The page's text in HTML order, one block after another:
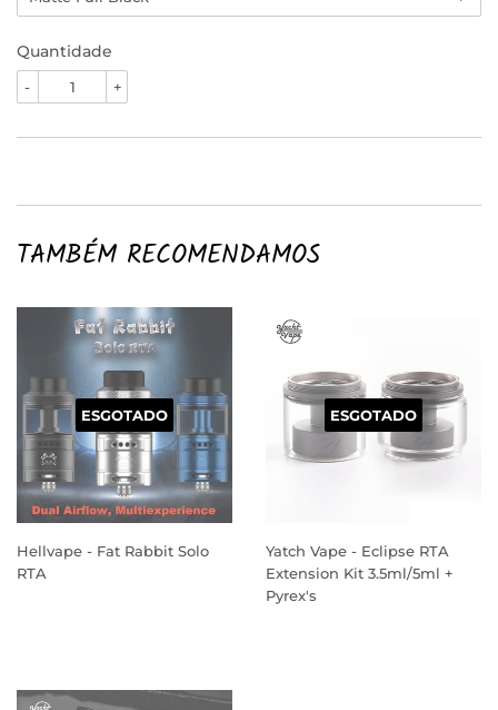
Quantidade
+
-
TAMBÉM RECOMENDAMOS
ESGOTADO
Hellvape - Fat Rabbit Solo
RTA
ESGOTADO
Yatch Vape - Eclipse RTA
Extension Kit 3.5ml/5ml +
Pyrex's